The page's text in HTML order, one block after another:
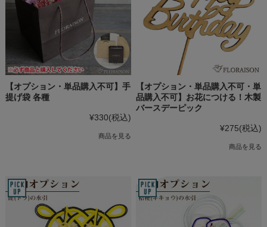
【オプション・単品購入不可】手
提げ袋 各種
¥330(税込)
商品を見る
【オプション・単品購入不可・単
品購入不可】お花につける！木製
バースデーピック
¥275(税込)
商品を見る